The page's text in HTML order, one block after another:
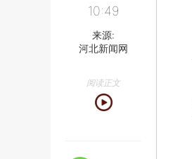
10:49
来源:
河北新闻网
阅读正文